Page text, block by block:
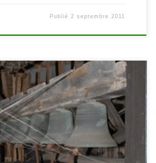
Publié 2 septembre 2011
la bibliothèque de
animée par l’auteur Marianne
Robert Schaus à l’occasion des
ici. A cela s’ajoutent les visites
Construit en 1789, le carillon